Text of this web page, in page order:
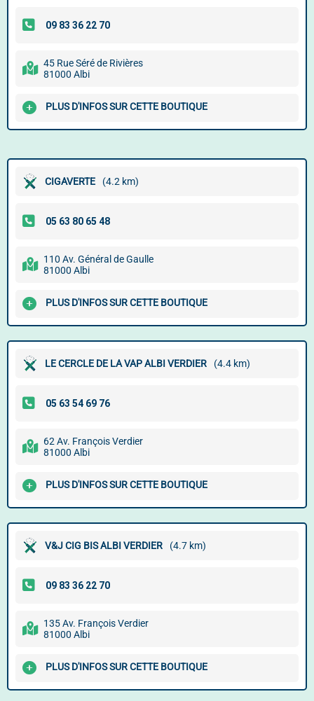
45 Rue Séré de Rivières
81000 Albi
PLUS D'INFOS SUR CETTE BOUTIQUE
CIGAVERTE (4.2 km)
110 Av. Général de Gaulle
81000 Albi
PLUS D'INFOS SUR CETTE BOUTIQUE
LE CERCLE DE LA VAP ALBI VERDIER (4.4 km)
62 Av. François Verdier
81000 Albi
PLUS D'INFOS SUR CETTE BOUTIQUE
V&J CIG BIS ALBI VERDIER (4.7 km)
135 Av. François Verdier
81000 Albi
PLUS D'INFOS SUR CETTE BOUTIQUE